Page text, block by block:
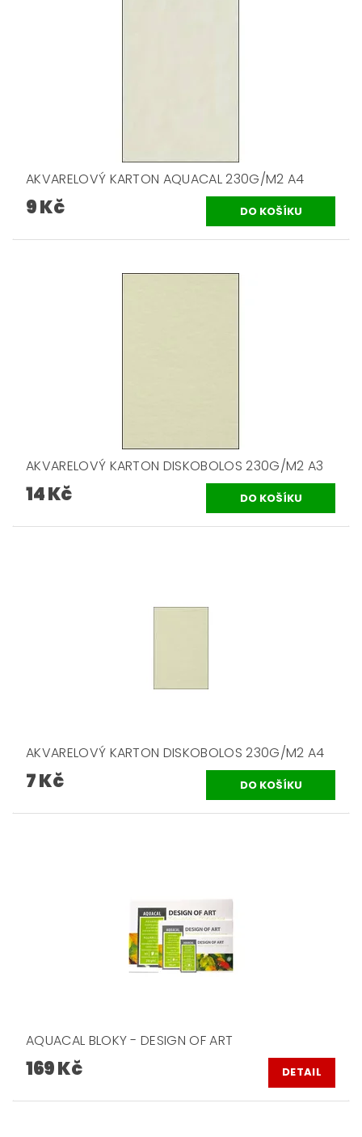
AKVARELOVÝ KARTON AQUACAL 230G/M2 A4
9 Kč
AKVARELOVÝ KARTON DISKOBOLOS 230G/M2 A3
14 Kč
AKVARELOVÝ KARTON DISKOBOLOS 230G/M2 A4
7 Kč
AQUACAL BLOKY - DESIGN OF ART
169 Kč DETAIL